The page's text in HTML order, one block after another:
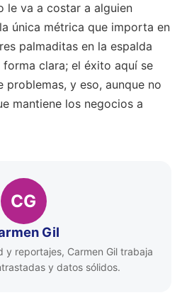
le va a costar a alguien
única métrica que importa en
palmaditas en la espalda
clara; el éxito aquí se
problemas, y eso, aunque no
mantiene los negocios a
CG
Gil
y reportajes, Carmen Gil trabaja
y datos sólidos.